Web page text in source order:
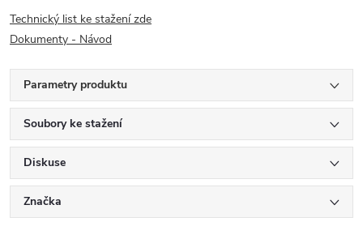
Technický list ke stažení zde
Dokumenty - Návod
Parametry produktu
Soubory ke stažení
Diskuse
Značka